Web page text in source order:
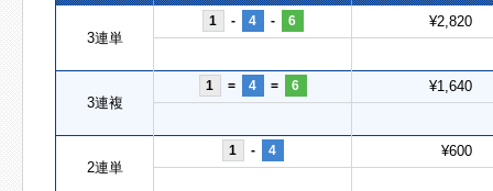
3連単
1 - 4 - 6 ¥2,820
3連複
1 = 4 = 6 ¥1,640
2連単
1 - 4 ¥600